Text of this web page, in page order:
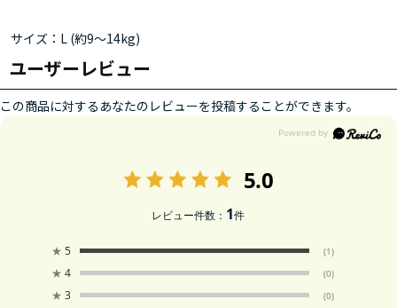
サイズ：L (約9～14kg)
ユーザーレビュー
この商品に対するあなたのレビューを投稿することができます。
5.0
レビュー件数： 1件
★ 5 (1)
★ 4 (0)
★ 3 (0)